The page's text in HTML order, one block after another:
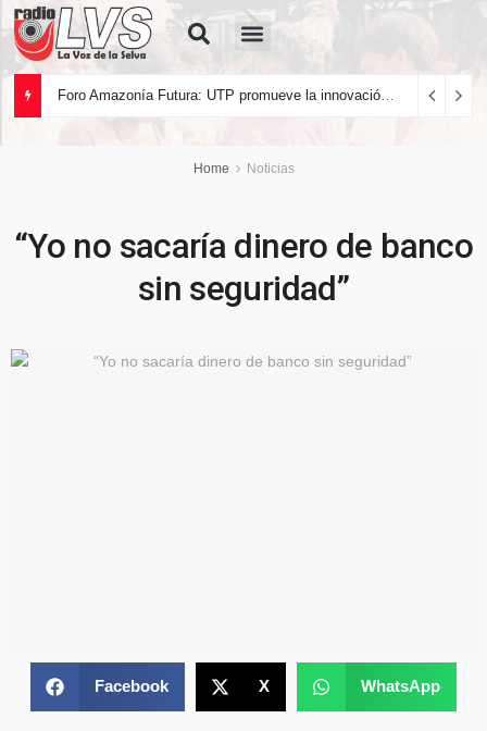
Home Noticias
“Yo no sacaría dinero de banco
sin seguridad”
Facebook X WhatsApp